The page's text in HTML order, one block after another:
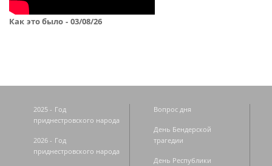
Как это было - 03/08/26
2025 - Год
приднестровского народа
2026 - Год
приднестровского народа
Вопрос дня
День Бендерской
трагедии
День Республики